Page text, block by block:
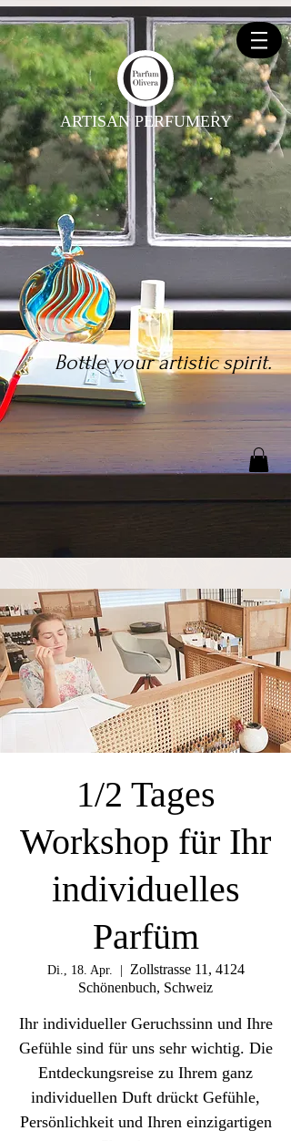
ARTISAN PERFUMERY
Bottle your artistic spirit.
1/2 Tages
Workshop für Ihr
individuelles
Parfüm
Di., 18. Apr.
Zollstrasse 11, 4124
Schönenbuch, Schweiz
Ihr individueller Geruchssinn und Ihre
Gefühle sind für uns sehr wichtig. Die
Entdeckungsreise zu Ihrem ganz
individuellen Duft drückt Gefühle,
Persönlichkeit und Ihren einzigartigen